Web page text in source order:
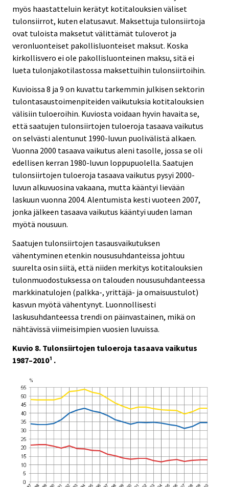
myös haastatteluin kerätyt kotitalouksien väliset
tulonsiirrot, kuten elatusavut. Maksettuja tulonsiirtoja
ovat tuloista maksetut välittämät tuloverot ja
veronluonteiset pakollisluonteiset maksut. Koska
kirkollisvero ei ole pakollisluonteinen maksu, sitä ei
lueta tulonjakotilastossa maksettuihin tulonsiirtoihin.
Kuvioissa 8 ja 9 on kuvattu tarkemmin julkisen sektorin
tulontasaustoimenpiteiden vaikutuksia kotitalouksien
välisiin tuloeroihin. Kuviosta voidaan hyvin havaita se,
että saatujen tulonsiirtojen tuloeroja tasaava vaikutus
on selvästi alentunut 1990-luvun puolivälistä alkaen.
Vuonna 2000 tasaava vaikutus aleni tasolle, jossa se oli
edellisen kerran 1980-luvun loppupuolella. Saatujen
tulonsiirtojen tuloeroja tasaava vaikutus pysyi 2000-
luvun alkuvuosina vakaana, mutta kääntyi lievään
laskuun vuonna 2004. Alentumista kesti vuoteen 2007,
jonka jälkeen tasaava vaikutus kääntyi uuden laman
myötä nousuun.
Saatujen tulonsiirtojen tasausvaikutuksen
vähentyminen etenkin noususuhdanteissa johtuu
suurelta osin siitä, että niiden merkitys kotitalouksien
tulonmuodostuksessa on talouden noususuhdanteessa
markkinatulojen (palkka-, yrittäjä- ja omaisuustulot)
kasvun myötä vähentynyt. Luonnollisesti
laskusuhdanteessa trendi on päinvastainen, mikä on
nähtävissä viimeisimpien vuosien luvuissa.
Kuvio 8. Tulonsiirtojen tuloeroja tasaava vaikutus
1987–2010¹ .